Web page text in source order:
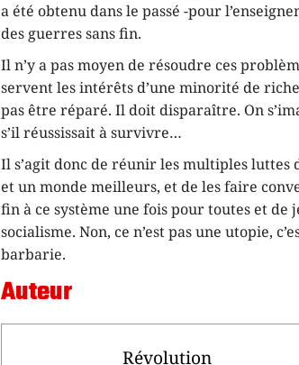
a été obtenu dans le passé -pour
des guerres sans fin.
Il n’y a pas moyen de résoudre ces
servent les intérêts d’une minorité de
pas être réparé. Il doit disparaître. On
s’il réussissait à survivre…
Il s’agit donc de réunir les multiples
et un monde meilleurs, et de les faire
fin à ce système une fois pour toutes et de
socialisme. Non, ce n’est pas une utopie,
barbarie.
Auteur
Révolution